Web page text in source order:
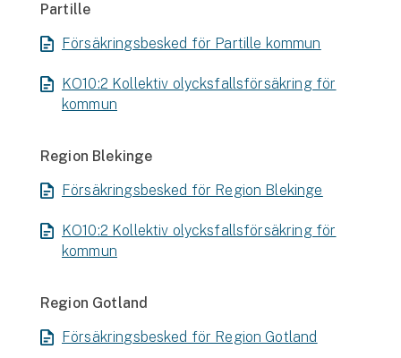
Partille
Försäkringsbesked för Partille kommun
KO10:2 Kollektiv olycksfallsförsäkring för
kommun
Region Blekinge
Försäkringsbesked för Region Blekinge
KO10:2 Kollektiv olycksfallsförsäkring för
kommun
Region Gotland
Försäkringsbesked för Region Gotland